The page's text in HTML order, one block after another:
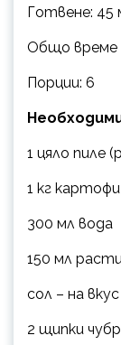
Готвене: 45
Общо време
Порции: 6
1 цяло пиле
1 кг картофи
300 мл вода
150 мл
сол – на вкус
2 щипки